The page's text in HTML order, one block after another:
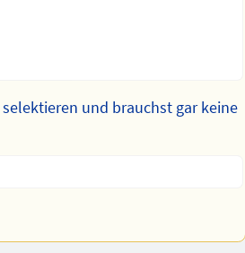
und brauchst gar keine